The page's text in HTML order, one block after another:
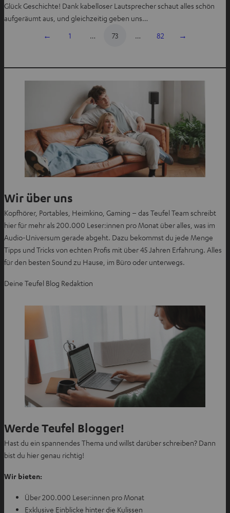
Glück Geschichte! Dank kabelloser Lautsprecher schaut alles schön
aufgeräumt aus, und gleichzeitig geben uns…
←
1 … 73 … 82 →
Wir über uns
Kopfhörer, Portables, Heimkino, Gaming – das Teufel Team schreibt
hier für mehr als 200.000 Leser:innen pro Monat über alles, was im
Audio-Universum gerade abgeht. Dazu bekommst du jede Menge
Tipps und Tricks von echten Profis mit über 45 Jahren Erfahrung. Alles
für den besten Sound zu Hause, im Büro oder unterwegs.
Deine Teufel Blog Redaktion
Werde Teufel Blogger!
Hast du ein spannendes Thema und willst darüber schreiben? Dann
bist du hier genau richtig!
Wir bieten:
Über 200.000 Leser:innen pro Monat
Exklusive Einblicke hinter die Kulissen